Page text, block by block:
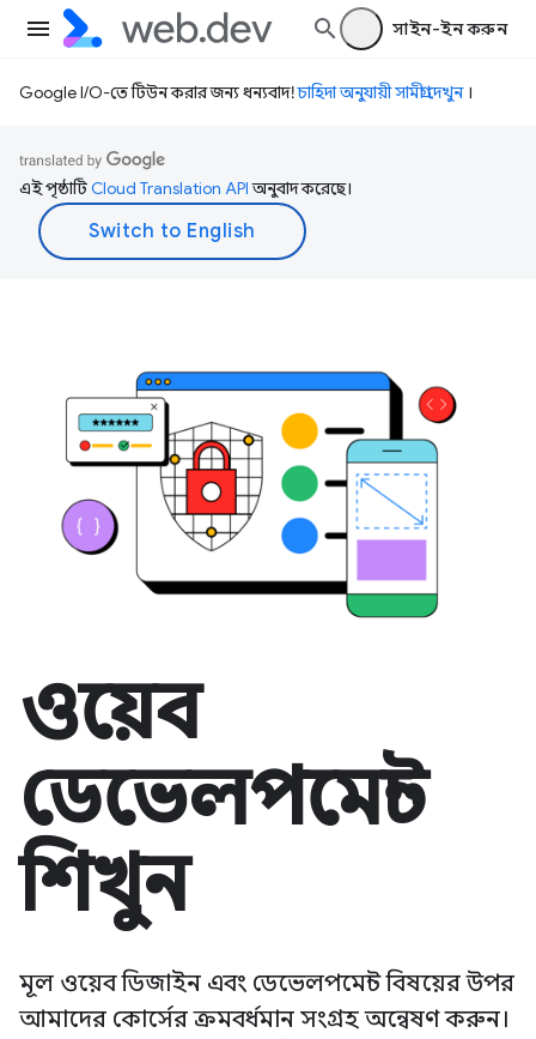
সাইন-ইন করুন
Google I/O-তে টিউন করার জন্য ধন্যবাদ!চাহিদা অনুযায়ী সামগ্রী দেখুন।
এই পৃষ্ঠাটিCloud Translation APIঅনুবাদ করেছে।
ওয়েব
ডেভেলপমেন্ট
শিখুন
মূল ওয়েব ডিজাইন এবং ডেভেলপমেন্ট বিষয়ের উপর
আমাদের কোর্সের ক্রমবর্ধমান সংগ্রহ অন্বেষণ করুন।